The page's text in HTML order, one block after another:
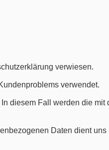
verwiesen.
verwendet.
diesem Fall werden die mit
Daten dient